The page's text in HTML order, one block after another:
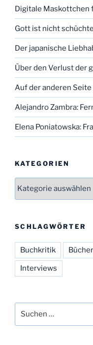
Digitale Maskottchen
Gott ist nicht
Der japanische
Über den Verlust der
Auf der anderen Seite
Alejandro Zambra:
Elena Poniatowska:
KATEGORIEN
SCHLAGWÖRTER
Buchkritik
Interviews
nach: